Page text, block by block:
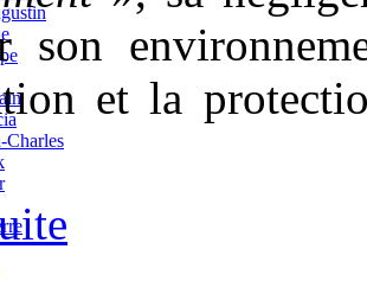
Charles
son
et la